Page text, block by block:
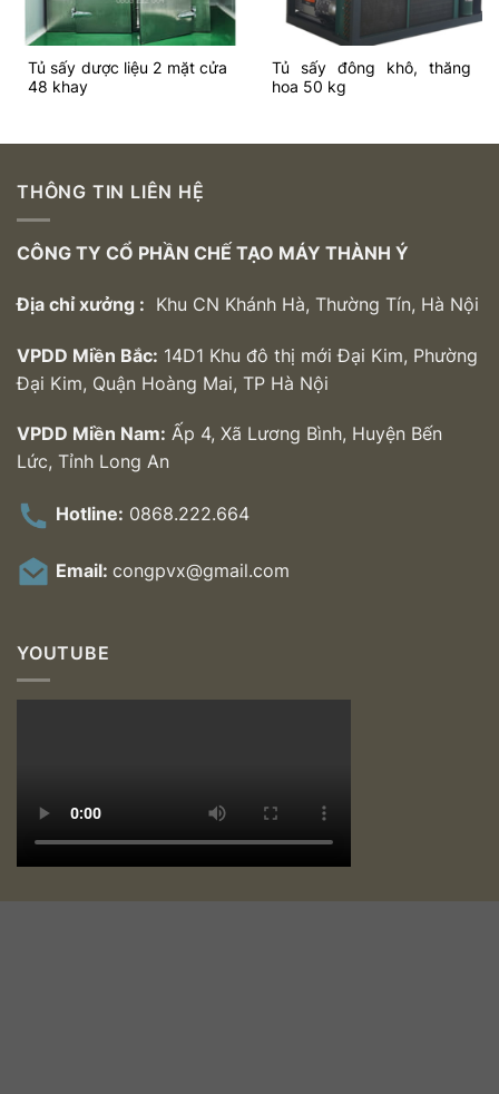
Tủ sấy dược liệu 2 mặt cửa
48 khay
Tủ sấy đông khô, thăng
hoa 50 kg
THÔNG TIN LIÊN HỆ
CÔNG TY CỔ PHẦN CHẾ TẠO MÁY THÀNH Ý
Địa chỉ xưởng : Khu CN Khánh Hà, Thường Tín, Hà Nội
VPDD Miền Bắc: 14D1 Khu đô thị mới Đại Kim, Phường
Đại Kim, Quận Hoàng Mai, TP Hà Nội
VPDD Miền Nam: Ấp 4, Xã Lương Bình, Huyện Bến
Lức, Tỉnh Long An
Hotline: 0868.222.664
Email: congpvx@gmail.com
YOUTUBE